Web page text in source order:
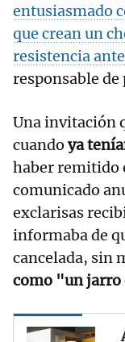
entusiasmado
que crean un
resistencia
responsable de
Una invitación
cuando ya
haber remitido
comunicado
exclarisas
informaba de
cancelada, sin
como "un jarro